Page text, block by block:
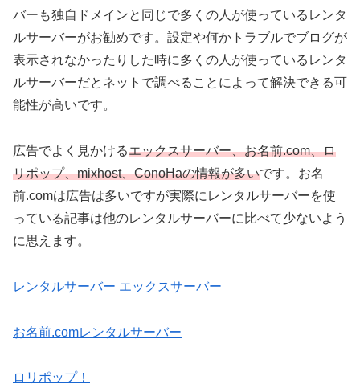
バーも独自ドメインと同じで多くの人が使っているレンタ
ルサーバーがお勧めです。設定や何かトラブルでブログが
表示されなかったりした時に多くの人が使っているレンタ
ルサーバーだとネットで調べることによって解決できる可
能性が高いです。
広告でよく見かけるエックスサーバー、お名前.com、ロ
リポップ、mixhost、ConoHaの情報が多いです。お名
前.comは広告は多いですが実際にレンタルサーバーを使
っている記事は他のレンタルサーバーに比べて少ないよう
に思えます。
レンタルサーバー エックスサーバー
お名前.comレンタルサーバー
ロリポップ！